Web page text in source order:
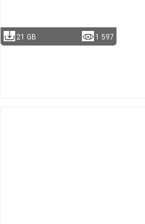
21 GB 1 597